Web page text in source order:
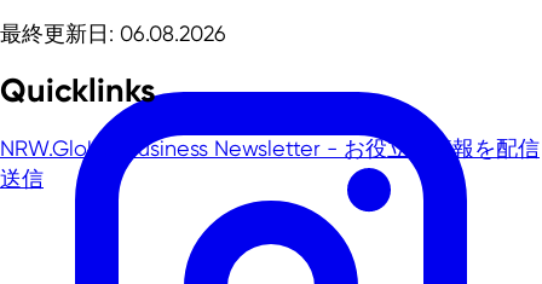
最終更新日: 06.08.2026
Quicklinks
NRW.Global Business Newsletter - お役立ち情報を配信
送信